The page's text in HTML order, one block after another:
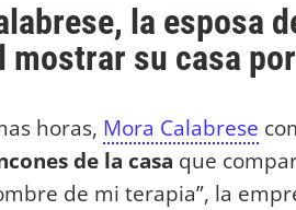
la esposa
mostrar su casa
horas, Mora Calabrese
de la casa que
de mi terapia”, la